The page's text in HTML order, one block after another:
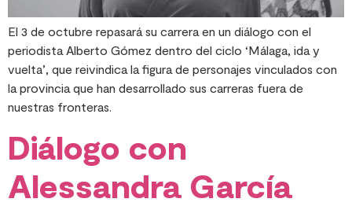
El 3 de octubre repasará su carrera en un diálogo con el
periodista Alberto Gómez dentro del ciclo ‘Málaga, ida y
vuelta’, que reivindica la figura de personajes vinculados con
la provincia que han desarrollado sus carreras fuera de
nuestras fronteras.
Diálogo con
Alessandra García